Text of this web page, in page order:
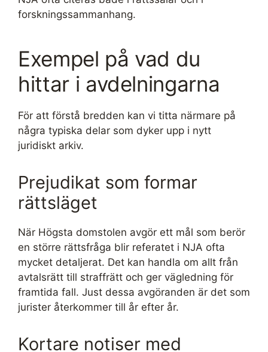
forskningssammanhang.
Exempel på vad du
hittar i avdelningarna
För att förstå bredden kan vi titta närmare på
några typiska delar som dyker upp i nytt
juridiskt arkiv.
Prejudikat som formar
rättsläget
När Högsta domstolen avgör ett mål som berör
en större rättsfråga blir referatet i NJA ofta
mycket detaljerat. Det kan handla om allt från
avtalsrätt till straffrätt och ger vägledning för
framtida fall. Just dessa avgöranden är det som
jurister återkommer till år efter år.
Kortare notiser med